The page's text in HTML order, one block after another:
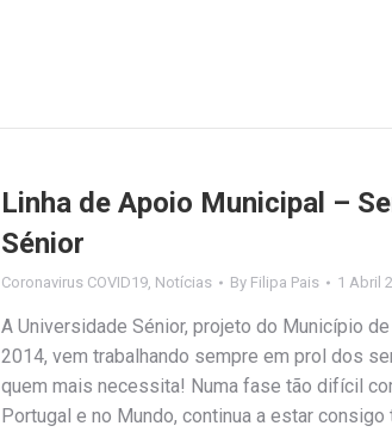
Linha de Apoio Municipal –
Sénior
Coronavirus COVID19 Notícias By Filipa Pais 1 Abril
A Universidade Sénior, projeto do Município
2014, vem trabalhando sempre em prol dos
quem mais necessita! Numa fase tão difícil
Portugal e no Mundo, continua a estar